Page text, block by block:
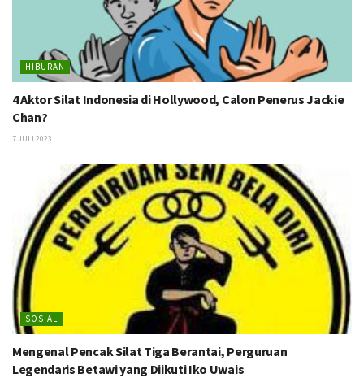
HIBURAN
4 Aktor Silat Indonesia di Hollywood, Calon Penerus Jackie
Chan?
7 JULI 2023
SOSIAL
Mengenal Pencak Silat Tiga Berantai, Perguruan
Legendaris Betawi yang Diikuti Iko Uwais